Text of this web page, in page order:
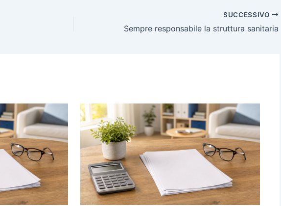
SUCCESSIVO
Sempre responsabile la struttura sanitaria